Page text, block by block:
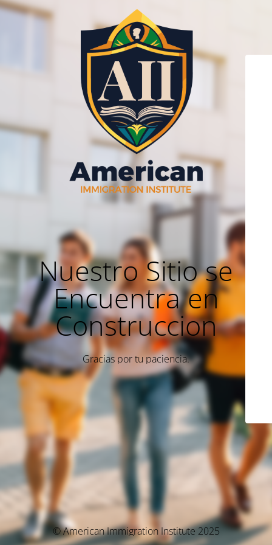
Nuestro Sitio se
Encuentra en
Construccion
Gracias por tu paciencia.
© American Immigration Institute 2025